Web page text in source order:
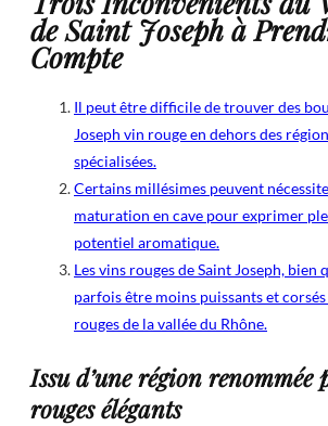
de Saint Joseph à
Compte
Il peut être difficile de trouver des
Joseph vin rouge en dehors des
spécialisées.
Certains millésimes peuvent
maturation en cave pour exprimer
potentiel aromatique.
Les vins rouges de Saint Joseph, bien
parfois être moins puissants et corsés
rouges de la vallée du Rhône.
Issu d’une région renommée
rouges élégants